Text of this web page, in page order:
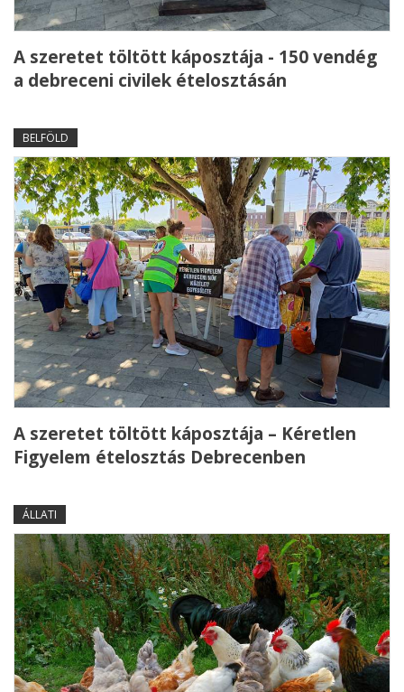
A szeretet töltött káposztája - 150 vendég
a debreceni civilek ételosztásán
BELFÖLD
A szeretet töltött káposztája – Kéretlen
Figyelem ételosztás Debrecenben
ÁLLATI